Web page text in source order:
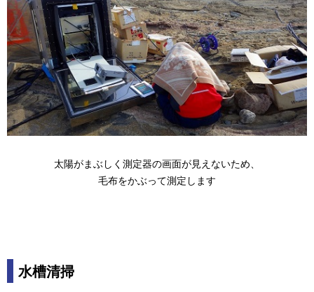
太陽がまぶしく測定器の画面が見えないため、
毛布をかぶって測定します
水槽清掃